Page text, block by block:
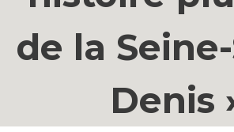
de la
Denis